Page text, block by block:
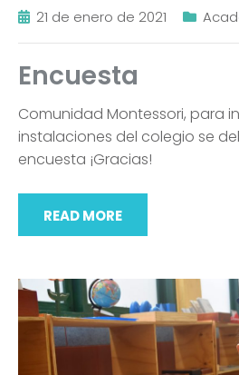
21 de enero de 2021
Encuesta
Comunidad Montessori, para
instalaciones del colegio se
encuesta ¡Gracias!
READ MORE